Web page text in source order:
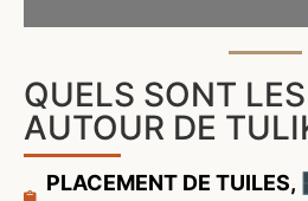
QUELS SONT
AUTOUR DE
PLACEMENT DE TUILES,